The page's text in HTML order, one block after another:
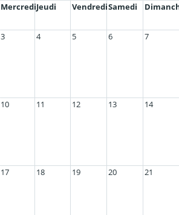
MercrediJeudi VendrediSamedi
3 4 5 6 7
10 11 12 13 14
17 18 19 20 21